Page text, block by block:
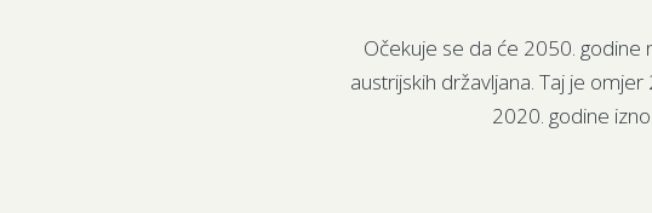
Očekuje se da će 2050.
austrijskih državljana. Taj je
2020. godine